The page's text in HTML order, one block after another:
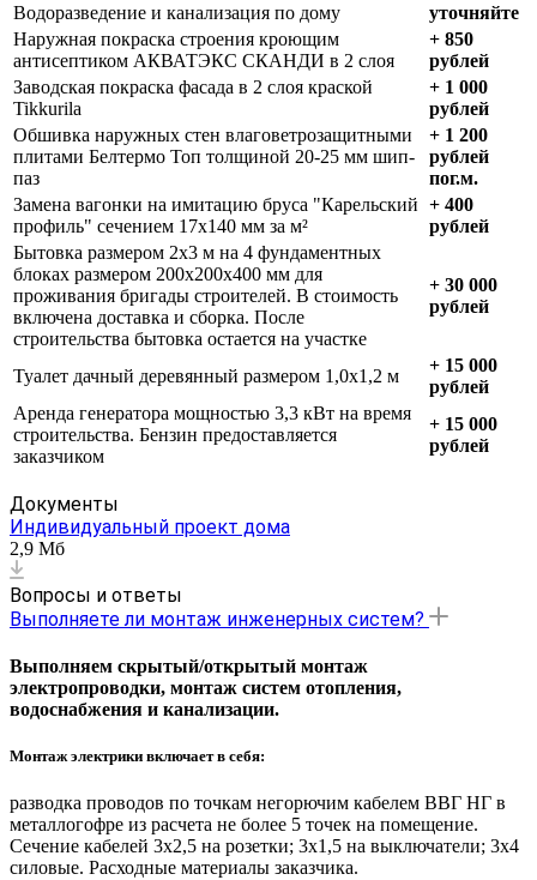
Водоразведение и канализация по дому
уточняйте
Наружная покраска строения кроющим
антисептиком АКВАТЭКС СКАНДИ в 2 слоя
+ 850
рублей
Заводская покраска фасада в 2 слоя краской
Tikkurila
+ 1 000
рублей
Обшивка наружных стен влаговетрозащитными
плитами Белтермо Топ толщиной 20-25 мм шип-
паз
+ 1 200
рублей
пог.м.
Замена вагонки на имитацию бруса "Карельский
профиль" сечением 17х140 мм за м²
+ 400
рублей
Бытовка размером 2х3 м на 4 фундаментных
блоках размером 200х200х400 мм для
проживания бригады строителей. В стоимость
включена доставка и сборка. После
строительства бытовка остается на участке
+ 30 000
рублей
Туалет дачный деревянный размером 1,0х1,2 м
+ 15 000
рублей
Аренда генератора мощностью 3,3 кВт на время
строительства. Бензин предоставляется
заказчиком
+ 15 000
рублей
Документы
Индивидуальный проект дома
2,9 Мб
Вопросы и ответы
Выполняете ли монтаж инженерных систем?
Выполняем скрытый/открытый монтаж
электропроводки, монтаж систем отопления,
водоснабжения и канализации.
Монтаж электрики включает в себя:
разводка проводов по точкам негорючим кабелем ВВГ НГ в
металлогофре из расчета не более 5 точек на помещение.
Сечение кабелей 3х2,5 на розетки; 3х1,5 на выключатели; 3х4
силовые. Расходные материалы заказчика.